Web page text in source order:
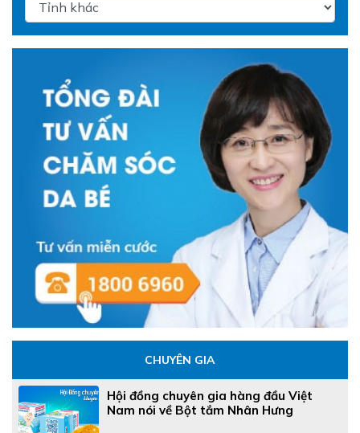
CHUYÊN GIA
Hội đồng chuyên gia hàng đầu Việt
Nam nói về Bột tắm Nhân Hưng